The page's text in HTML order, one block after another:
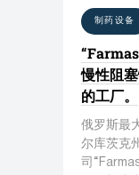
制药设备
慢性阻
的工厂。
俄罗斯最
尔库茨克
司